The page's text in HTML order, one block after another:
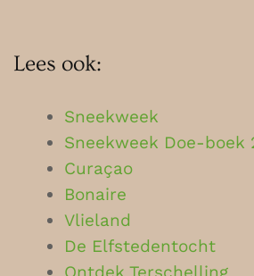
Lees ook:
Sneekweek
Sneekweek Doe-boek
Curaçao
Bonaire
Vlieland
De Elfstedentocht
Ontdek Terschelling